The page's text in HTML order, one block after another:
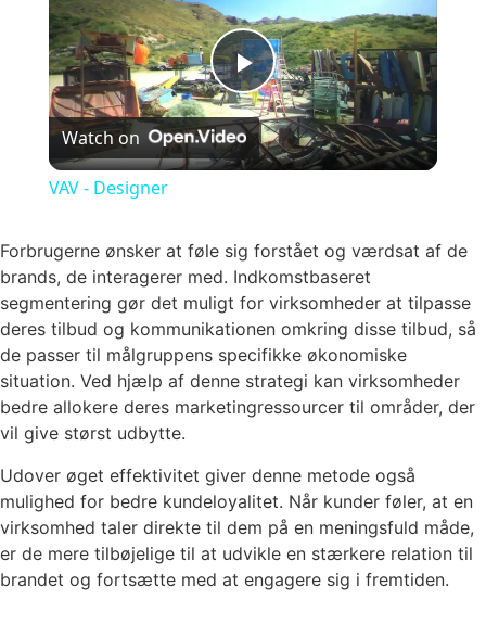
Play Video
Watch on
VAV - Designer
Forbrugerne ønsker at føle sig forstået og værdsat af de
brands, de interagerer med. Indkomstbaseret
segmentering gør det muligt for virksomheder at tilpasse
deres tilbud og kommunikationen omkring disse tilbud, så
de passer til målgruppens specifikke økonomiske
situation. Ved hjælp af denne strategi kan virksomheder
bedre allokere deres marketingressourcer til områder, der
vil give størst udbytte.
Udover øget effektivitet giver denne metode også
mulighed for bedre kundeloyalitet. Når kunder føler, at en
virksomhed taler direkte til dem på en meningsfuld måde,
er de mere tilbøjelige til at udvikle en stærkere relation til
brandet og fortsætte med at engagere sig i fremtiden.